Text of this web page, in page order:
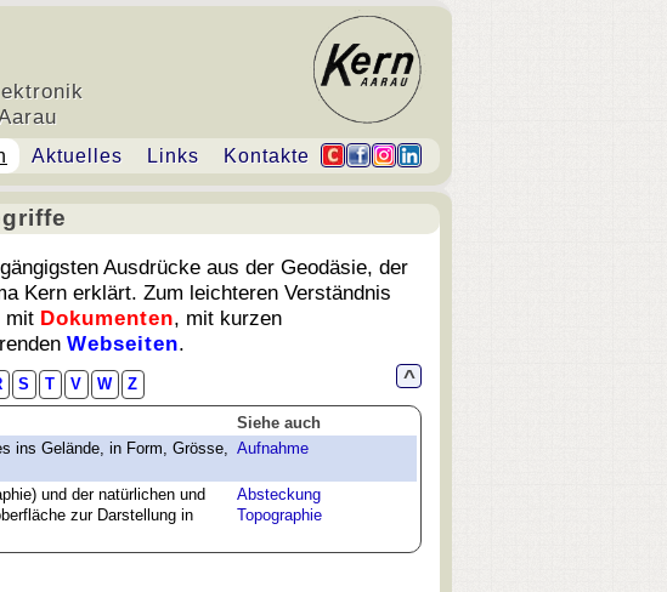
Aktuelles Links Kontakte
Ausdrücke aus der Geodäsie, der
Kern erklärt. Zum leichteren Verständnis
mit Dokumenten, mit kurzen
Webseiten.
^
S T V W Z
Siehe auch
ins Gelände, in Form, Grösse, Aufnahme
und der natürlichen und
zur Darstellung in
Absteckung
Topographie